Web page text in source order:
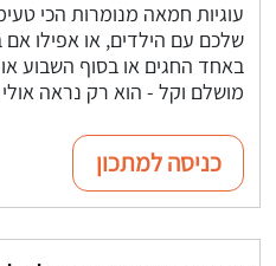
עוגיות חמאה מנומרות הכי
שלכם עם הילדים, או אפילו
באחד החגים או בסוף השבוע
מושלם וקל - הוא רק נראה
כניסה למתכון